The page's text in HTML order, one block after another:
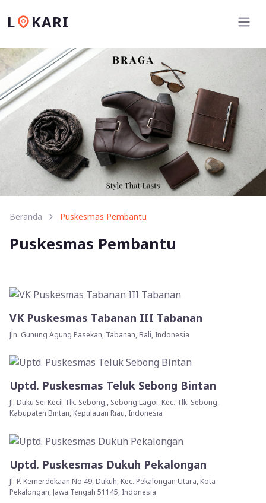
L KARI
Beranda Puskesmas Pembantu
Puskesmas Pembantu
VK Puskesmas Tabanan III Tabanan
Jln. Gunung Agung Pasekan, Tabanan, Bali, Indonesia
Uptd. Puskesmas Teluk Sebong Bintan
Jl. Duku Sei Kecil Tlk. Sebong,, Sebong Lagoi, Kec. Tlk. Sebong,
Kabupaten Bintan, Kepulauan Riau, Indonesia
Uptd. Puskesmas Dukuh Pekalongan
Jl. P. Kemerdekaan No.49, Dukuh, Kec. Pekalongan Utara, Kota
Pekalongan, Jawa Tengah 51145, Indonesia